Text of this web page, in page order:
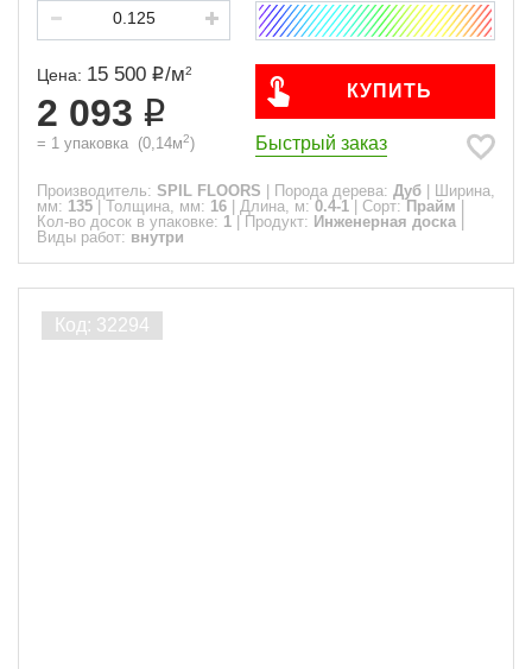
Цена: 15 500 /м2
2 093
= 1 упаковка (0,14м2)
КУПИТЬ
Быстрый заказ
Производитель: SPIL FLOORS Порода дерева: Дуб
Ширина,
мм: 135 Толщина, мм: 16 Длина, м: 0.4-1 Сорт: Прайм
Кол-во досок в упаковке: 1 Продукт: Инженерная доска
Виды работ: внутри